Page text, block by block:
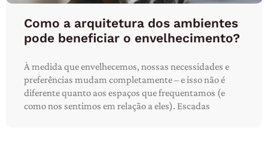
Como a arquitetura dos ambientes
pode beneficiar o envelhecimento?
À medida que envelhecemos, nossas necessidades e
preferências mudam completamente – e isso não é
diferente quanto aos espaços que frequentamos (e
como nos sentimos em relação a eles). Escadas